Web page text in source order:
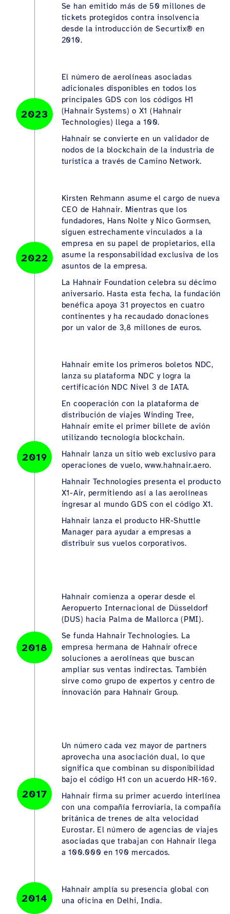
Se han emitido más de 50 millones de
tickets protegidos contra insolvencia
desde la introducción de Securtix® en
2010.
2023
El número de aerolíneas asociadas
adicionales disponibles en todos los
principales GDS con los códigos H1
(Hahnair Systems) o X1 (Hahnair
Technologies) llega a 100.
Hahnair se convierte en un validador de
nodos de la blockchain de la industria de
turística a través de Camino Network.
2022
Kirsten Rehmann asume el cargo de nueva
CEO de Hahnair. Mientras que los
fundadores, Hans Nolte y Nico Gormsen,
siguen estrechamente vinculados a la
empresa en su papel de propietarios, ella
asume la responsabilidad exclusiva de los
asuntos de la empresa.
La Hahnair Foundation celebra su décimo
aniversario. Hasta esta fecha, la fundación
benéfica apoya 31 proyectos en cuatro
continentes y ha recaudado donaciones
por un valor de 3,8 millones de euros.
2019
Hahnair emite los primeros boletos NDC,
lanza su plataforma NDC y logra la
certificación NDC Nivel 3 de IATA.
En cooperación con la plataforma de
distribución de viajes Winding Tree,
Hahnair emite el primer billete de avión
utilizando tecnología blockchain.
Hahnair lanza un sitio web exclusivo para
operaciones de vuelo, www.hahnair.aero.
Hahnair Technologies presenta el producto
X1-Air, permitiendo así a las aerolíneas
ingresar al mundo GDS con el código X1.
Hahnair lanza el producto HR-Shuttle
Manager para ayudar a empresas a
distribuir sus vuelos corporativos.
2018
Hahnair comienza a operar desde el
Aeropuerto Internacional de Düsseldorf
(DUS) hacia Palma de Mallorca (PMI).
Se funda Hahnair Technologies. La
empresa hermana de Hahnair ofrece
soluciones a aerolíneas que buscan
ampliar sus ventas indirectas. También
sirve como grupo de expertos y centro de
innovación para Hahnair Group.
2017
Un número cada vez mayor de partners
aprovecha una asociación dual, lo que
significa que combinan su disponibilidad
bajo el código H1 con un acuerdo HR-169.
Hahnair firma su primer acuerdo interlínea
con una compañía ferroviaria, la compañía
británica de trenes de alta velocidad
Eurostar. El número de agencias de viajes
asociadas que trabajan con Hahnair llega
a 100.000 en 190 mercados.
2014
Hahnair amplía su presencia global con
una oficina en Delhi, India.